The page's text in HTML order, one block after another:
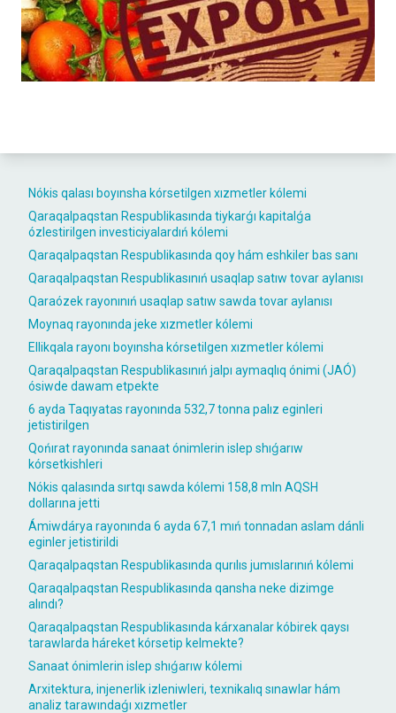
Nókis qalası boyınsha kórsetilgen xızmetler kólemi
Qaraqalpaqstan Respublikasında tiykarǵı kapitalǵa
ózlestirilgen investiciyalardıń kólemi
Qaraqalpaqstan Respublikasında qoy hám eshkiler bas sanı
Qaraqalpaqstan Respublikasınıń usaqlap satıw tovar aylanısı
Qaraózek rayonınıń usaqlap satıw sawda tovar aylanısı
Moynaq rayonında jeke xızmetler kólemi
Ellikqala rayonı boyınsha kórsetilgen xızmetler kólemi
Qaraqalpaqstan Respublikasınıń jalpı aymaqlıq ónimi (JAÓ)
ósiwde dawam etpekte
6 ayda Taqıyatas rayonında 532,7 tonna palız eginleri
jetistirilgen
Qońırat rayonında sanaat ónimlerin islep shıǵarıw
kórsetkishleri
Nókis qalasında sırtqı sawda kólemi 158,8 mln AQSH
dollarına jetti
Ámiwdárya rayonında 6 ayda 67,1 mıń tonnadan aslam dánli
eginler jetistirildi
Qaraqalpaqstan Respublikasında qurılıs jumıslarınıń kólemi
Qaraqalpaqstan Respublikasında qansha neke dizimge
alındı?
Qaraqalpaqstan Respublikasında kárxanalar kóbirek qaysı
tarawlarda háreket kórsetip kelmekte?
Sanaat ónimlerin islep shıǵarıw kólemi
Arxitektura, injenerlik izleniwleri, texnikalıq sınawlar hám
analiz tarawındaǵı xızmetler